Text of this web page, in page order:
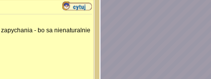
- bo sa nienaturalnie